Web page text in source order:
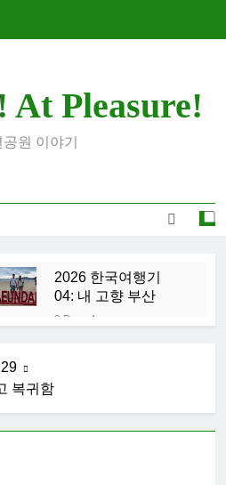
At Pleasure!
원 이야기
2026 한국여행기
04: 내 고향 부산
3 Days Ago
29
복귀함